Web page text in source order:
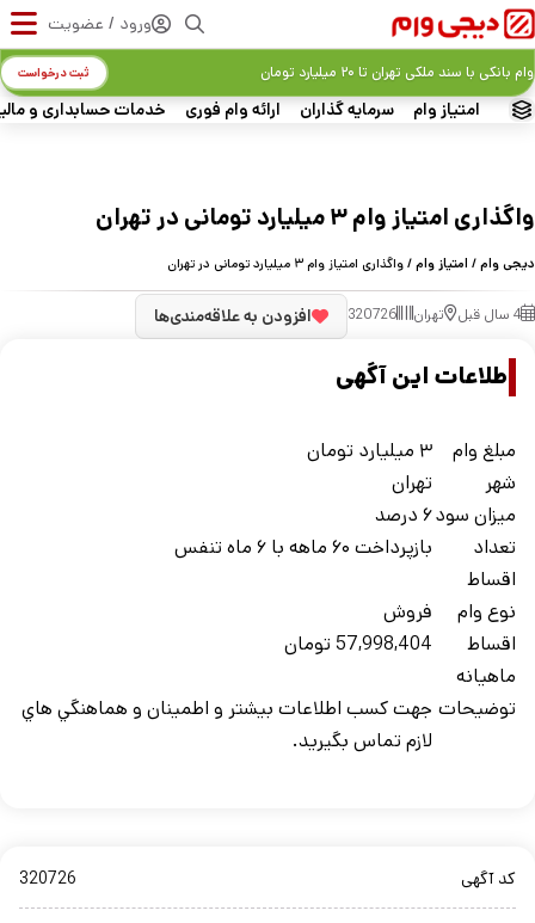
ورود / عضویت
امتیاز وام سرمایه گذاران ارائه وام فوری خدمات حسابداری و
وام بانکی با سند ملکی تهران تا ۲۰ میلیارد تومان ثبت درخواست
واگذاری امتیاز وام ۳ میلیارد تومانی در تهران
دیجی وام/ امتیاز وام/ واگذاری امتیاز وام ۳ میلیارد تومانی در تهران
4 سال قبل تهران 320726 افزودن به علاقه‌مندی‌ها
اطلاعات این آگهی
مبلغ وام
۳ میلیارد تومان
شهر
تهران
ميزان سود۶ درصد
تعداد
اقساط
بازپرداخت ۶۰ ماهه با ۶ ماه تنفس
نوع وام
فروش
اقساط
ماهيانه
57,998,404 تومان
توضيحات جهت کسب اطلاعات بيشتر و اطمينان و هماهنگي هاي
لازم تماس بگيريد.
کد آگهی 320726